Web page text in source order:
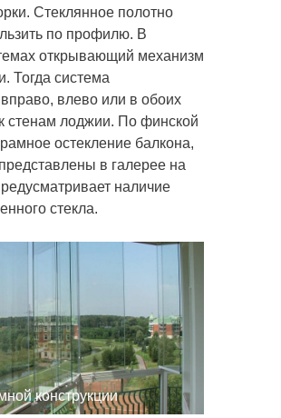
Стеклянное полотно
по профилю. В
открывающий механизм
Тогда система
влево или в обоих
стенам лоджии. По финской
остекление балкона,
в галерее на
наличие
стекла.
конструкции